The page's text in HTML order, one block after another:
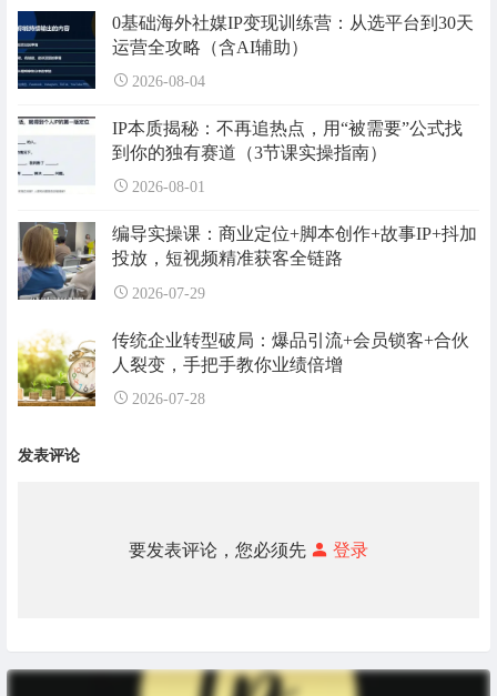
0基础海外社媒IP变现训练营：从选平台到30天
运营全攻略（含AI辅助）
2026-08-04
IP本质揭秘：不再追热点，用“被需要”公式找
到你的独有赛道（3节课实操指南）
2026-08-01
编导实操课：商业定位+脚本创作+故事IP+抖加
投放，短视频精准获客全链路
2026-07-29
传统企业转型破局：爆品引流+会员锁客+合伙
人裂变，手把手教你业绩倍增
2026-07-28
发表评论
要发表评论，您必须先 登录